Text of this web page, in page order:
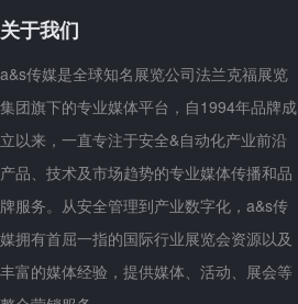
关于我们
a&s传媒是全球知名展览公司法兰克福展览
集团旗下的专业媒体平台，自1994年品牌成
立以来，一直专注于安全&自动化产业前沿
产品、技术及市场趋势的专业媒体传播和品
牌服务。从安全管理到产业数字化，a&s传
媒拥有首屈一指的国际行业展览会资源以及
丰富的媒体经验，提供媒体、活动、展会等